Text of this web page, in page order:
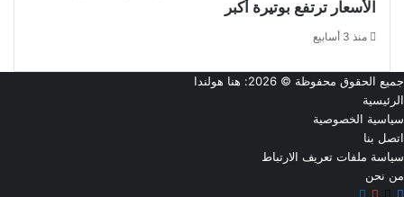
الأسعار ترتفع بوتيرة أكبر
منذ 3 أسابيع
جميع الحقوق محفوظة © 2026:
هنا هولندا
الرئيسية
سياسية الخصوصية
اتصل بنا
سياسة ملفات تعريف الارتباط
من نحن